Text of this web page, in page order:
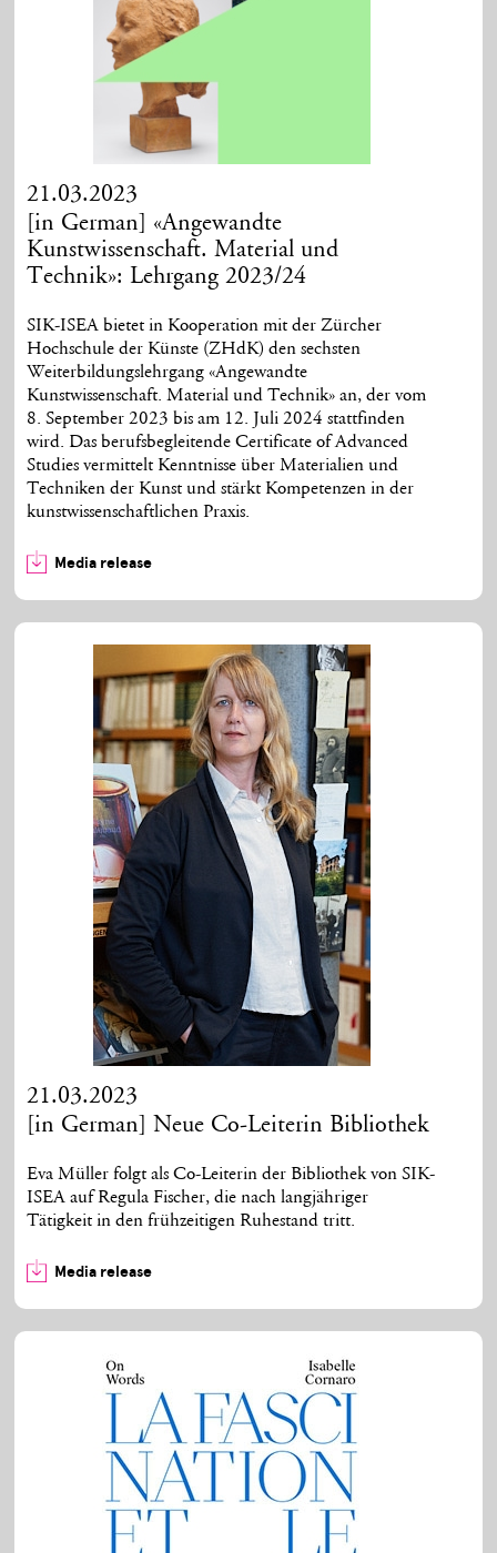
21.03.2023
[in German] «Angewandte
Kunstwissenschaft. Material und
Technik»: Lehrgang 2023/24
SIK-ISEA bietet in Kooperation mit der Zürcher
Hochschule der Künste (ZHdK) den sechsten
Weiterbildungslehrgang «Angewandte
Kunstwissenschaft. Material und Technik» an, der vom
8. September 2023 bis am 12. Juli 2024 stattfinden
wird. Das berufsbegleitende Certificate of Advanced
Studies vermittelt Kenntnisse über Materialien und
Techniken der Kunst und stärkt Kompetenzen in der
kunstwissenschaftlichen Praxis.
Media release
21.03.2023
[in German] Neue Co-Leiterin Bibliothek
Eva Müller folgt als Co-Leiterin der Bibliothek von SIK-
ISEA auf Regula Fischer, die nach langjähriger
Tätigkeit in den frühzeitigen Ruhestand tritt.
Media release